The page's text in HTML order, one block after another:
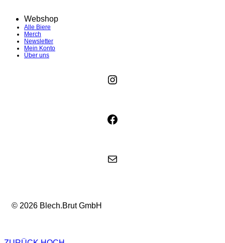
Webshop
Alle Biere
Merch
Newsletter
Mein Konto
Über uns
Instagram
Facebook
E-Mail
© 2026 Blech.Brut GmbH